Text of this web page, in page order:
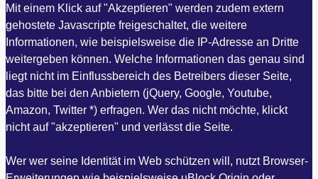
Mit einem Klick auf "Akzeptieren" werden zudem extern
gehostete Javascripte freigeschaltet, die weitere
Informationen, wie beispielsweise die IP-Adresse an Dritte
weitergeben können. Welche Informationen das genau sind
liegt nicht im Einflussbereich des Betreibers dieser Seite,
das bitte bei den Anbietern (jQuery, Google, Youtube,
Amazon, Twitter *) erfragen. Wer das nicht möchte, klickt
nicht auf "akzeptieren" und verlässt die Seite.
Wer wer seine Identität im Web schützen will, nutzt Browser-